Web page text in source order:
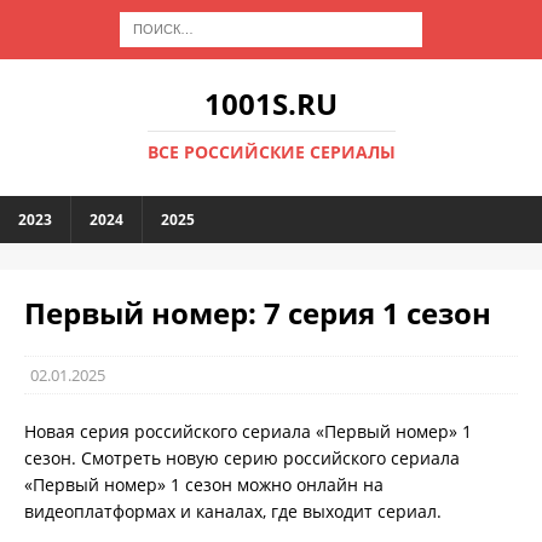
1001S.RU
ВСЕ РОССИЙСКИЕ СЕРИАЛЫ
2023 2024 2025
Первый номер: 7 серия 1 сезон
02.01.2025
Новая серия российского сериала «Первый номер» 1
сезон. Смотреть новую серию российского сериала
«Первый номер» 1 сезон можно онлайн на
видеоплатформах и каналах, где выходит сериал.